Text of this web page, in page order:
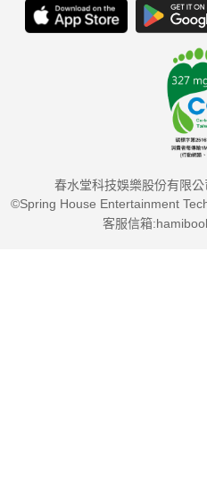
春水堂科技娛樂股份有限
©Spring House Entertainment
客服信箱